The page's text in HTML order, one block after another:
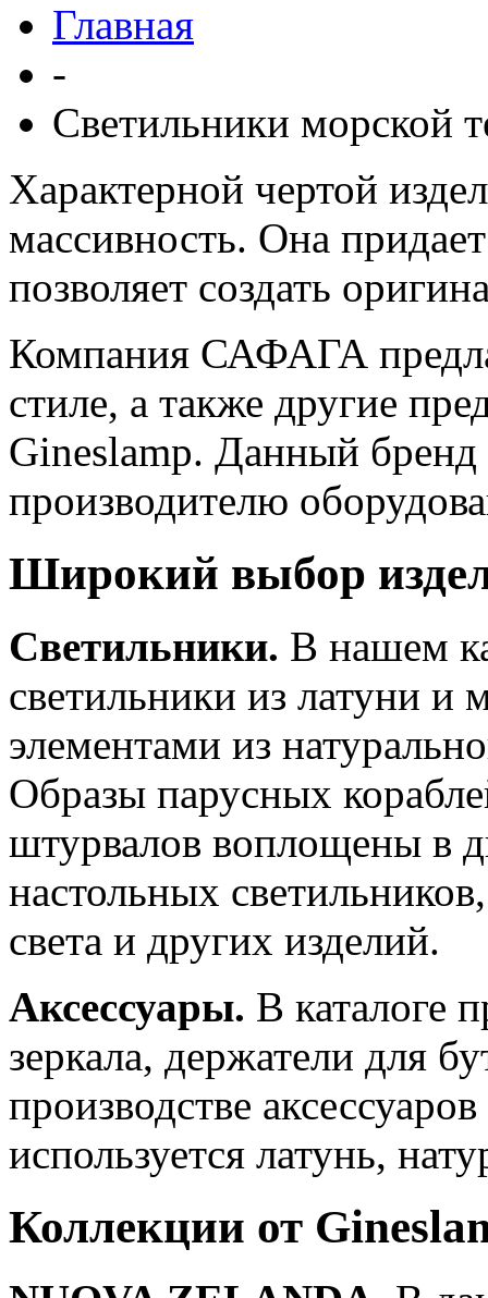
Главная
-
Светильники морской
Характерной чертой
массивность. Она
позволяет создать
Компания САФАГА
стиле, а также другие
Gineslamp. Данный
производителю
Широкий выбор
Светильники. В нашем
светильники из латуни и
элементами из
Образы парусных
штурвалов воплощены в
настольных
света и других изделий.
Аксессуары. В каталоге
зеркала, держатели для
производстве
используется латунь,
Коллекции от